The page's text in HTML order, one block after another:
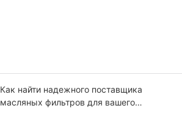
Как найти надежного поставщика
масляных фильтров для вашего